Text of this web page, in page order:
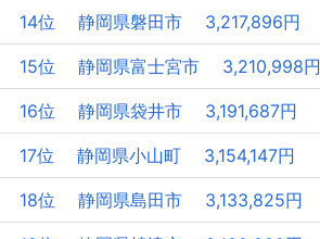
14位 静岡県磐田市 3,217,896円
15位 静岡県富士宮市 3,210,998円
16位 静岡県袋井市 3,191,687円
17位 静岡県小山町 3,154,147円
18位 静岡県島田市 3,133,825円